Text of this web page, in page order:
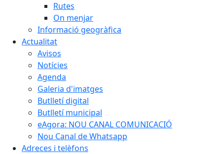
Rutes
On menjar
Informació geogràfica
Actualitat
Avisos
Notícies
Agenda
Galeria d'imatges
Butlletí digital
Butlletí municipal
eAgora: NOU CANAL COMUNICACIÓ
Nou Canal de Whatsapp
Adreces i telèfons